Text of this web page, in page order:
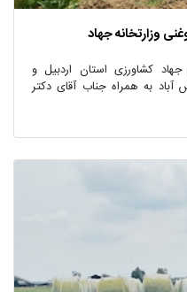
وزارتخانه جهاد
کشاورزی استان اردبیل و
به همراه جناب آقای دکتر